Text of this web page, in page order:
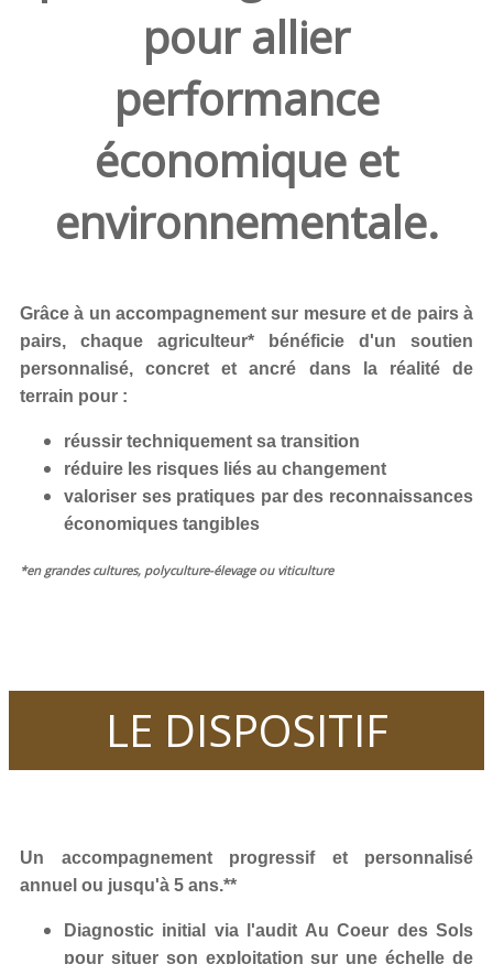
pour allier
performance
économique et
environnementale.
Grâce à un accompagnement sur mesure et de pairs à
pairs, chaque agriculteur* bénéficie d'un soutien
personnalisé, concret et ancré dans la réalité de
terrain pour :
réussir techniquement sa transition
réduire les risques liés au changement
valoriser ses pratiques par des reconnaissances
économiques tangibles
*en grandes cultures, polyculture-élevage ou viticulture
LE DISPOSITIF
Un accompagnement progressif et personnalisé
annuel ou jusqu'à 5 ans.**
Diagnostic initial via l'audit Au Coeur des Sols
pour situer son exploitation sur une échelle de